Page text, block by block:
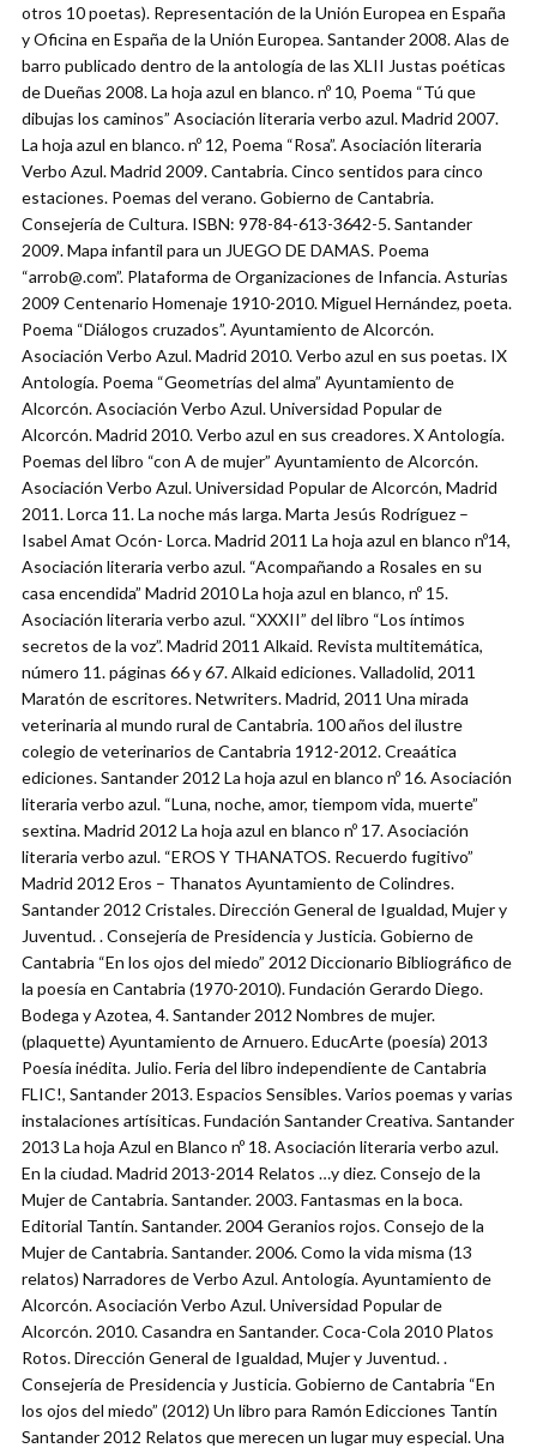
otros 10 poetas). Representación de la Unión Europea en España
y Oficina en España de la Unión Europea. Santander 2008. Alas de
barro publicado dentro de la antología de las XLII Justas poéticas
de Dueñas 2008. La hoja azul en blanco. nº 10, Poema “Tú que
dibujas los caminos” Asociación literaria verbo azul. Madrid 2007.
La hoja azul en blanco. nº 12, Poema “Rosa”. Asociación literaria
Verbo Azul. Madrid 2009. Cantabria. Cinco sentidos para cinco
estaciones. Poemas del verano. Gobierno de Cantabria.
Consejería de Cultura. ISBN: 978-84-613-3642-5. Santander
2009. Mapa infantil para un JUEGO DE DAMAS. Poema
“arrob@.com”. Plataforma de Organizaciones de Infancia. Asturias
2009 Centenario Homenaje 1910-2010. Miguel Hernández, poeta.
Poema “Diálogos cruzados”. Ayuntamiento de Alcorcón.
Asociación Verbo Azul. Madrid 2010. Verbo azul en sus poetas. IX
Antología. Poema “Geometrías del alma” Ayuntamiento de
Alcorcón. Asociación Verbo Azul. Universidad Popular de
Alcorcón. Madrid 2010. Verbo azul en sus creadores. X Antología.
Poemas del libro “con A de mujer” Ayuntamiento de Alcorcón.
Asociación Verbo Azul. Universidad Popular de Alcorcón, Madrid
2011. Lorca 11. La noche más larga. Marta Jesús Rodríguez –
Isabel Amat Ocón- Lorca. Madrid 2011 La hoja azul en blanco nº14,
Asociación literaria verbo azul. “Acompañando a Rosales en su
casa encendida” Madrid 2010 La hoja azul en blanco, nº 15.
Asociación literaria verbo azul. “XXXII” del libro “Los íntimos
secretos de la voz”. Madrid 2011 Alkaid. Revista multitemática,
número 11. páginas 66 y 67. Alkaid ediciones. Valladolid, 2011
Maratón de escritores. Netwriters. Madrid, 2011 Una mirada
veterinaria al mundo rural de Cantabria. 100 años del ilustre
colegio de veterinarios de Cantabria 1912-2012. Creaática
ediciones. Santander 2012 La hoja azul en blanco nº 16. Asociación
literaria verbo azul. “Luna, noche, amor, tiempom vida, muerte”
sextina. Madrid 2012 La hoja azul en blanco nº 17. Asociación
literaria verbo azul. “EROS Y THANATOS. Recuerdo fugitivo”
Madrid 2012 Eros – Thanatos Ayuntamiento de Colindres.
Santander 2012 Cristales. Dirección General de Igualdad, Mujer y
Juventud. . Consejería de Presidencia y Justicia. Gobierno de
Cantabria “En los ojos del miedo” 2012 Diccionario Bibliográfico de
la poesía en Cantabria (1970-2010). Fundación Gerardo Diego.
Bodega y Azotea, 4. Santander 2012 Nombres de mujer.
(plaquette) Ayuntamiento de Arnuero. EducArte (poesía) 2013
Poesía inédita. Julio. Feria del libro independiente de Cantabria
FLIC!, Santander 2013. Espacios Sensibles. Varios poemas y varias
instalaciones artísiticas. Fundación Santander Creativa. Santander
2013 La hoja Azul en Blanco nº 18. Asociación literaria verbo azul.
En la ciudad. Madrid 2013-2014 Relatos …y diez. Consejo de la
Mujer de Cantabria. Santander. 2003. Fantasmas en la boca.
Editorial Tantín. Santander. 2004 Geranios rojos. Consejo de la
Mujer de Cantabria. Santander. 2006. Como la vida misma (13
relatos) Narradores de Verbo Azul. Antología. Ayuntamiento de
Alcorcón. Asociación Verbo Azul. Universidad Popular de
Alcorcón. 2010. Casandra en Santander. Coca-Cola 2010 Platos
Rotos. Dirección General de Igualdad, Mujer y Juventud. .
Consejería de Presidencia y Justicia. Gobierno de Cantabria “En
los ojos del miedo” (2012) Un libro para Ramón Edicciones Tantín
Santander 2012 Relatos que merecen un lugar muy especial. Una